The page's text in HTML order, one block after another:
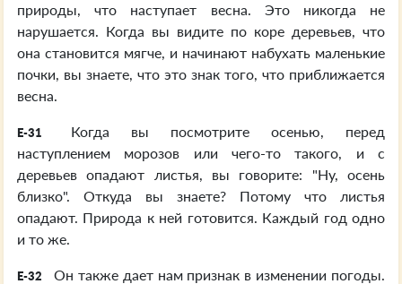
природы, что наступает весна. Это никогда не
нарушается. Когда вы видите по коре деревьев, что
она становится мягче, и начинают набухать маленькие
почки, вы знаете, что это знак того, что приближается
весна.
E-31
Когда вы посмотрите осенью, перед
наступлением морозов или чего-то такого, и с
деревьев опадают листья, вы говорите: "Ну, осень
близко". Откуда вы знаете? Потому что листья
опадают. Природа к ней готовится. Каждый год одно
и то же.
E-32 Он также дает нам признак в изменении погоды.